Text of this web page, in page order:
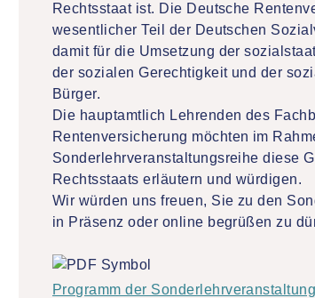
Rechtsstaat ist. Die Deutsche
wesentlicher Teil der Deutschen
damit für die Umsetzung der
der sozialen Gerechtigkeit und der
Bürger.
Die hauptamtlich Lehrenden des
Rentenversicherung möchten im
Sonderlehrveranstaltungsreihe diese
Rechtsstaats erläutern und würdigen.
Wir würden uns freuen, Sie zu den
in Präsenz oder online begrüßen zu
Programm der